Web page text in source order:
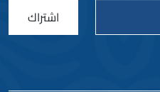
اشتراك